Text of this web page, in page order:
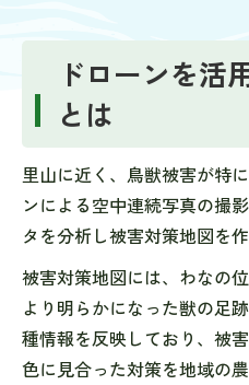
ドローンを活
とは
里山に近く、鳥獣被害が特
ンによる空中連続写真の撮
タを分析し被害対策地図を作
被害対策地図には、わなの
より明らかになった獣の足
種情報を反映しており、被
色に見合った対策を地域の